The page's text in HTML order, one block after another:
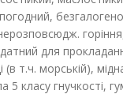
для
(в т.ч. морській),
5 класу гнучкості,